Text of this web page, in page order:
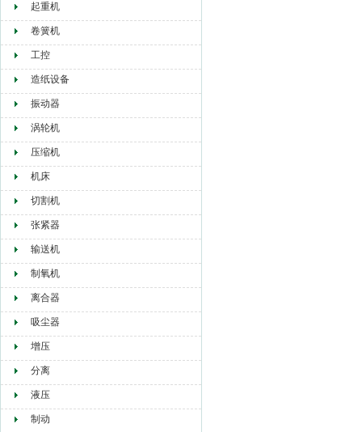
起重机
卷簧机
工控
造纸设备
振动器
涡轮机
压缩机
机床
切割机
张紧器
输送机
制氧机
离合器
吸尘器
增压
分离
液压
制动